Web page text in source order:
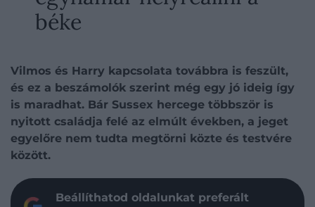
béke
Vilmos és Harry kapcsolata továbbra is feszült,
és ez a beszámolók szerint még egy jó ideig így
is maradhat. Bár Sussex hercege többször is
nyitott családja felé az elmúlt években, a jeget
egyelőre nem tudta megtörni közte és testvére
között.
Beállíthatod oldalunkat preferált